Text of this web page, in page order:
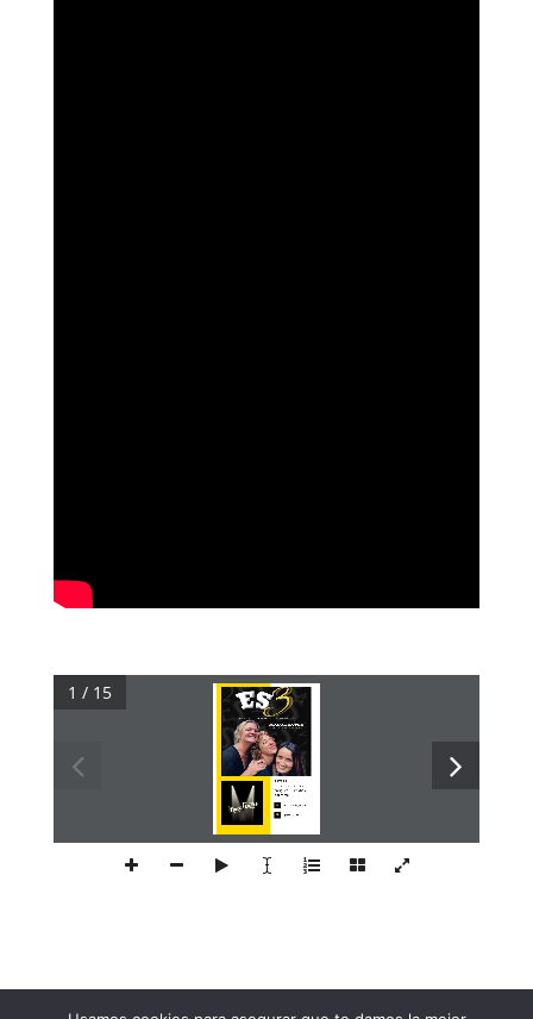
@macateatre
ESTRÈS
"Una ruptura, tres
amigues.... uns dies
delirants"
1 / 15